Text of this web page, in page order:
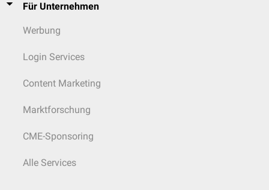
Für Unternehmen
Werbung
Login Services
Content Marketing
Marktforschung
CME-Sponsoring
Alle Services